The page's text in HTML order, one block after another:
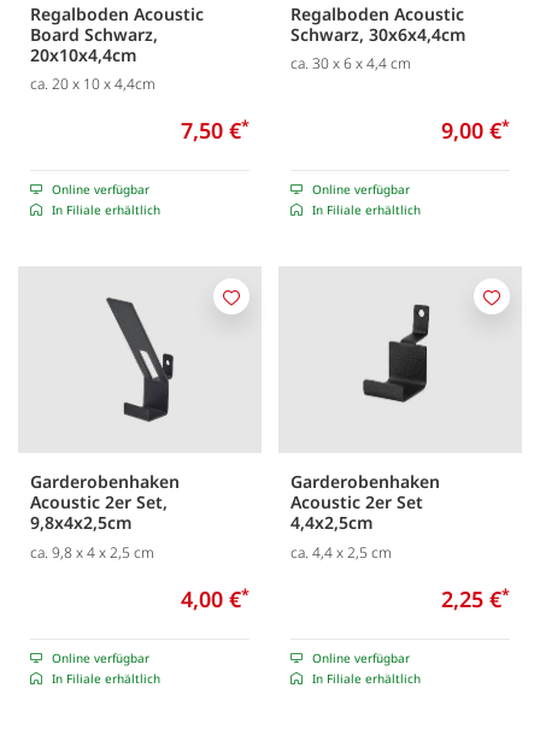
Regalboden Acoustic
Board Schwarz,
20x10x4,4cm
ca. 20 x 10 x 4,4cm
7,50 €*
Online verfügbar
In Filiale erhältlich
Regalboden Acoustic
Schwarz, 30x6x4,4cm
ca. 30 x 6 x 4,4 cm
9,00 €*
Online verfügbar
In Filiale erhältlich
Garderobenhaken
Acoustic 2er Set,
9,8x4x2,5cm
ca. 9,8 x 4 x 2,5 cm
4,00 €*
Online verfügbar
In Filiale erhältlich
Merken
Garderobenhaken
Acoustic 2er Set
4,4x2,5cm
ca. 4,4 x 2,5 cm
2,25 €*
Online verfügbar
In Filiale erhältlich